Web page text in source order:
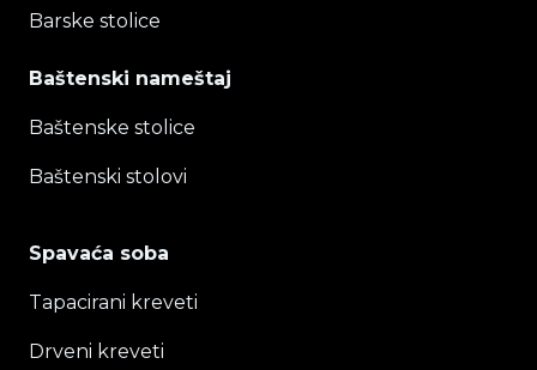
Barske stolice
Baštenski nameštaj
Baštenske stolice
Baštenski stolovi
Spavaća soba
Tapacirani kreveti
Drveni kreveti